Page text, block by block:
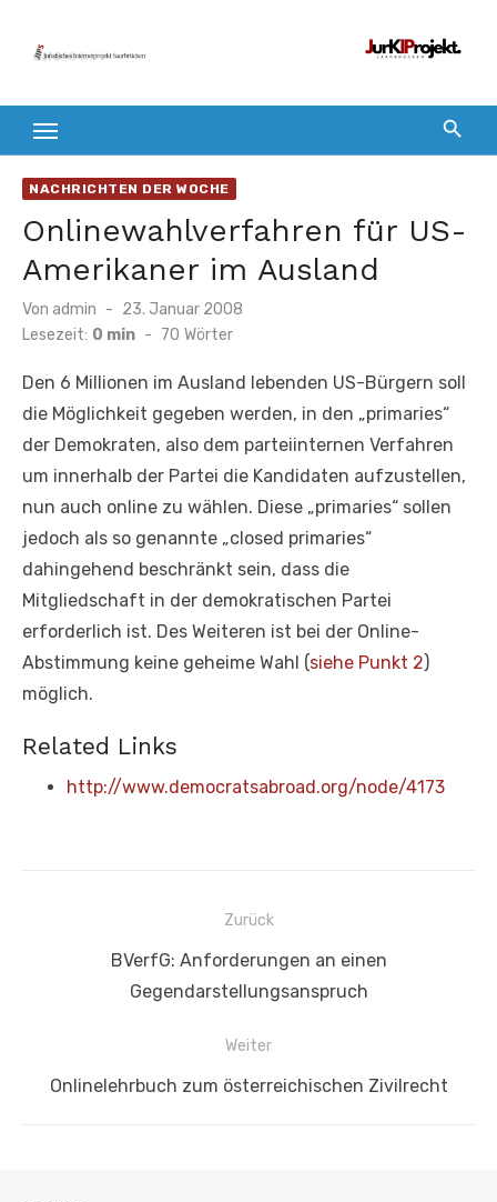
Inhalt
NACHRICHTEN DER WOCHE
Onlinewahlverfahren für US-
Amerikaner im Ausland
Von admin
Veröffentlicht
am
23. Januar 2008
Lesezeit: 0 min - 70 Wörter
Den 6 Millionen im Ausland lebenden US-Bürgern soll
die Möglichkeit gegeben werden, in den „primaries“
der Demokraten, also dem parteiinternen Verfahren
um innerhalb der Partei die Kandidaten aufzustellen,
nun auch online zu wählen. Diese „primaries“ sollen
jedoch als so genannte „closed primaries“
dahingehend beschränkt sein, dass die
Mitgliedschaft in der demokratischen Partei
erforderlich ist. Des Weiteren ist bei der Online-
Abstimmung keine geheime Wahl (siehe Punkt 2)
möglich.
Related Links
http://www.democratsabroad.org/node/4173
Beitragsnavigation
Zurück
VorherigerBVerfG: Anforderungen an einen
Gegendarstellungsanspruch
Weiter
Nächster
Onlinelehrbuch zum österreichischen Zivilrecht